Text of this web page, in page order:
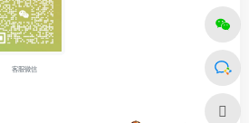
客服微信